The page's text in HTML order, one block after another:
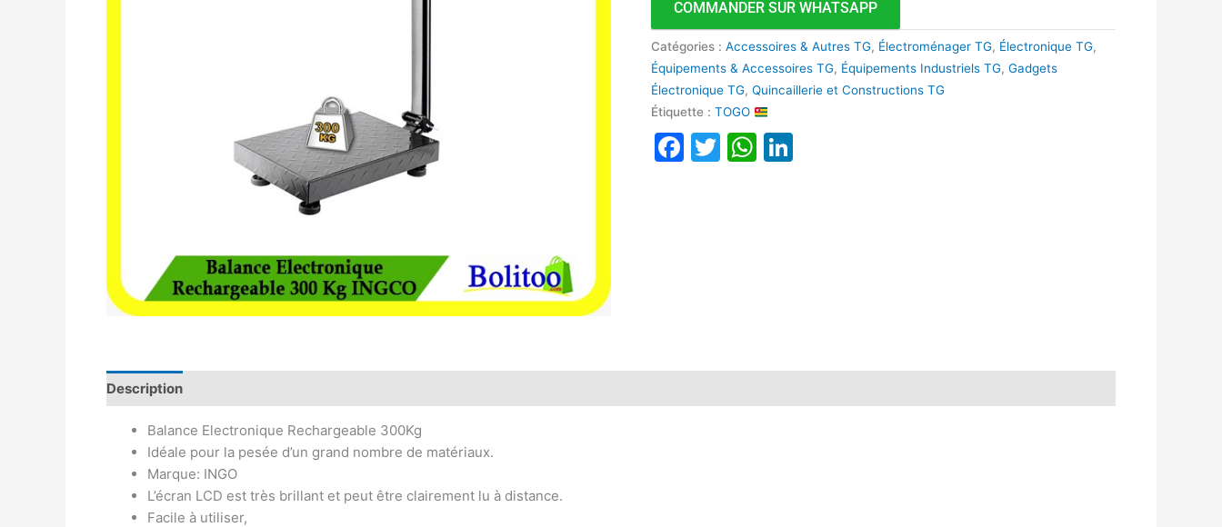
COMMANDER SUR WHATSAPP
Catégories :Accessoires & Autres TG, Électroménager TG, Électronique TG,
Équipements & Accessoires TG, Équipements Industriels TG,Gadgets
Électronique TG,Quincaillerie et Constructions TG
Étiquette :TOGO
Facebook
TwitterWhatsApp
Description
Balance Electronique Rechargeable 300Kg
Idéale pour la pesée d’un grand nombre de matériaux.
Marque: INGO
L’écran LCD est très brillant et peut être clairement lu à distance.
Facile à utiliser,